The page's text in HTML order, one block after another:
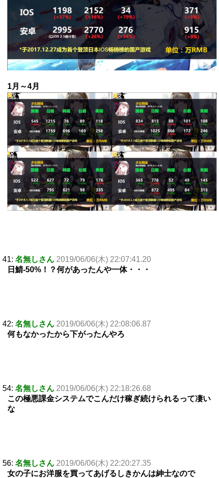
1月～4月
41: 名無しさん 2019/06/06(木) 22:07:41.20
日鯖-50%！？何があったんや一体・・・
42: 名無しさん 2019/06/06(木) 22:08:06.87
何もなかったから下がったんやろ
54: 名無しさん 2019/06/06(木) 22:18:26.68
この極悪課金システムでこんだけ稼ぎ続けられるって凄い
な
56: 名無しさん 2019/06/06(木) 22:20:27.35
女の子にお洋服を買ってあげるしきかんは紳士なので